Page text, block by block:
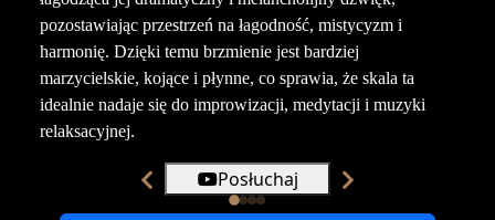
pozostawiając przestrzeń na łagodność, mistycyzm i
harmonię. Dzięki temu brzmienie jest bardziej
marzycielskie, kojące i płynne, co sprawia, że skala ta
idealnie nadaje się do improwizacji, medytacji i muzyki
relaksacyjnej.
Posłuchaj